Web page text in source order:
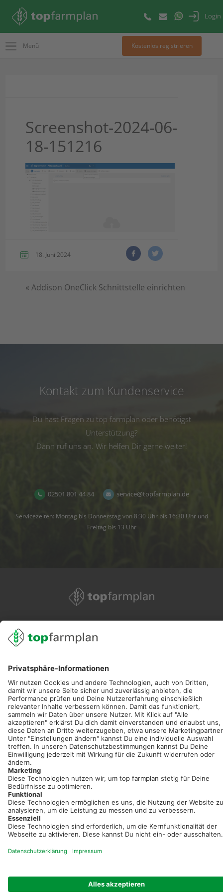
Login
Menü Kostenlos registrieren
Screenshot-2024-06-
18-151216
18. Juni 2024
«Addison OneClick Schnittstelle einrichten
Kontakt zum Kundenservice
Du hast Fragen zu top farmplan oder benötigst
Unterstützung?
Dann ruf uns an. Wir helfen Dir gerne weiter!
02501 801 44 84 service@topfarmplan.de
Servicezeiten: Montag bis Donnerstag von 8:30 Uhr bis 16:30 Uhr und
Freitag bis 13 Uhr
service@topfarmplan.de
Sei immer auf dem Laufenden!
Neue Features, spannende Tipps und hilfreiche Anleitungen!
Registriere dich kostenlos!
einfach und bequem!
Kostenlos registrieren & sofort starten
Impressum Kontakt & Hilfe